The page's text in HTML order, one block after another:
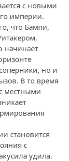
с новыми
империи.
что Бампи,
начинает
но и
В то время
местными
становится
с
удила.